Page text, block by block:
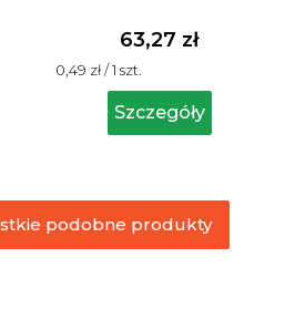
produktu
wynosi
5,0
na
gwiazdek.
63,27 zł
Cena
jednostkowa:
0,49 zł / 1 szt.
Szczegóły
podobne produkty